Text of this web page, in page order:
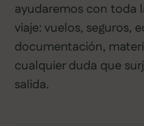
ayudaremos con toda
viaje: vuelos, seguros,
documentación,
cualquier duda que
salida.